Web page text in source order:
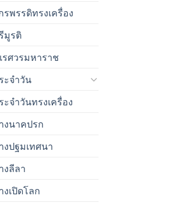
รพรรดิทรงเครื่อง
มูรติ
รศวรมหาราช
ะจำวัน
ะจำวันทรงเครื่อง
งนาคปรก
งปฐมเทศนา
งลีลา
งเปิดโลก